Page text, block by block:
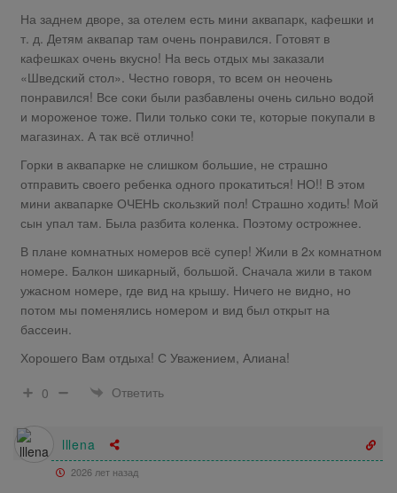
На заднем дворе, за отелем есть мини аквапарк, кафешки и
т. д. Детям аквапар там очень понравился. Готовят в
кафешках очень вкусно! На весь отдых мы заказали
«Шведский стол». Честно говоря, то всем он неочень
понравился! Все соки были разбавлены очень сильно водой
и мороженое тоже. Пили только соки те, которые покупали в
магазинах. А так всё отлично!
Горки в аквапарке не слишком большие, не страшно
отправить своего ребенка одного прокатиться! НО!! В этом
мини аквапарке ОЧЕНЬ скользкий пол! Страшно ходить! Мой
сын упал там. Была разбита коленка. Поэтому острожнее.
В плане комнатных номеров всё супер! Жили в 2х комнатном
номере. Балкон шикарный, большой. Сначала жили в таком
ужасном номере, где вид на крышу. Ничего не видно, но
потом мы поменялись номером и вид был открыт на
бассеин.
Хорошего Вам отдыха! С Уважением, Алиана!
0
Ответить
lllena
2026 лет назад